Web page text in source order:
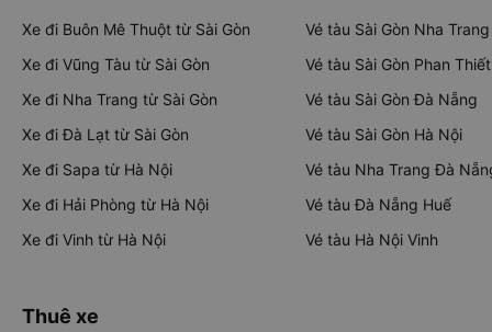
Xe đi Buôn Mê Thuột từ Sài Gòn
Xe đi Vũng Tàu từ Sài Gòn
Xe đi Nha Trang từ Sài Gòn
Xe đi Đà Lạt từ Sài Gòn
Xe đi Sapa từ Hà Nội
Xe đi Hải Phòng từ Hà Nội
Xe đi Vinh từ Hà Nội
Vé tàu Sài Gòn Nha Trang
Vé tàu Sài Gòn Phan Thiết
Vé tàu Sài Gòn Đà Nẵng
Vé tàu Sài Gòn Hà Nội
Vé tàu Nha Trang Đà
Vé tàu Đà Nẵng Huế
Vé tàu Hà Nội Vinh
Thuê xe